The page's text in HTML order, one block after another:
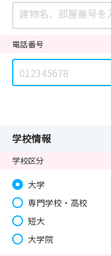
電話番号
学校情報
学校区分
大学
専門学校・高校
短大
大学院